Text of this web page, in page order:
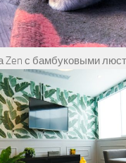
Zen с бамбуковыми